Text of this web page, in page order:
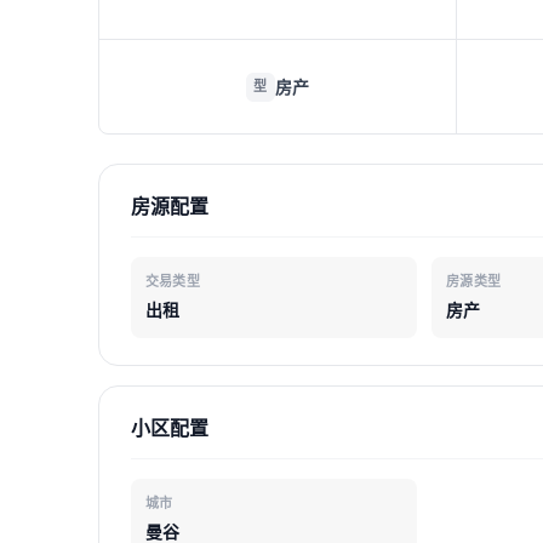
型 房产
房源配置
交易类型
出租
房源类型
房产
小区配置
城市
曼谷